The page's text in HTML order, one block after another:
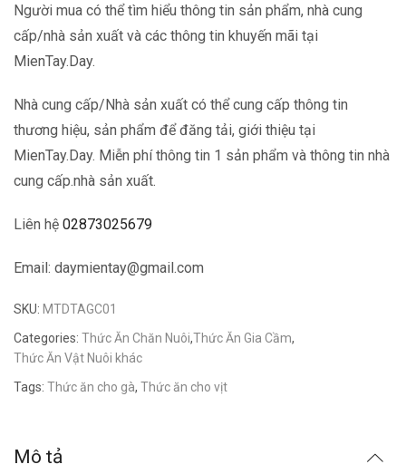
Người mua có thể tìm hiểu thông tin sản phẩm, nhà cung
cấp/nhà sản xuất và các thông tin khuyến mãi tại
MienTay.Day.
Nhà cung cấp/Nhà sản xuất có thể cung cấp thông tin
thương hiệu, sản phẩm để đăng tải, giới thiệu tại
MienTay.Day. Miễn phí thông tin 1 sản phẩm và thông tin nhà
cung cấp.nhà sản xuất.
Liên hệ 02873025679
Email: daymientay@gmail.com
SKU: MTDTAGC01
Categories: Thức Ăn Chăn Nuôi,Thức Ăn Gia Cầm,
Thức Ăn Vật Nuôi khác
Tags: Thức ăn cho gà, Thức ăn cho vịt
Mô tả